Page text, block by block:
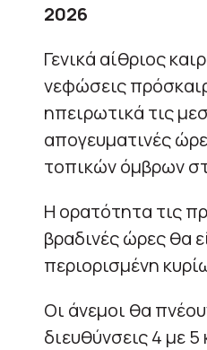
2026
Γενικά αίθριος
νεφώσεις
ηπειρωτικά τις
απογευματινές
τοπικών όμβρων
Η ορατότητα τις
βραδινές ώρες θα
περιορισμένη
Οι άνεμοι θα
διευθύνσεις 4 με